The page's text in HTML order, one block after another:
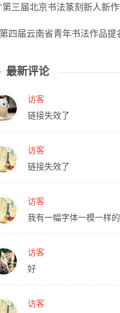
“第三届北京书法篆刻新人新
第四届云南省青年书法作品提
最新评论
访客
链接失效了
访客
链接失效了
访客
我有一幅字体一模一样
访客
好
访客